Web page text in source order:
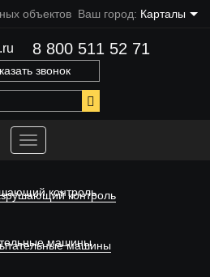
объектов Ваш город: Карталы
8 800 511 52 71
звонок
Переключить
навигацию
контроль
машины